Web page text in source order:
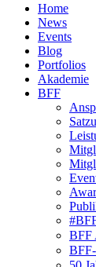
Home
News
Events
Blog
Portfolios
Akademie
BFF
BFF